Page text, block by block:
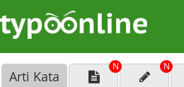
Arti Kata
N N